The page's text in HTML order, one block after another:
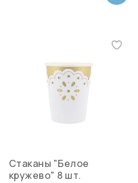
Стаканы "Белое
кружево" 8 шт.